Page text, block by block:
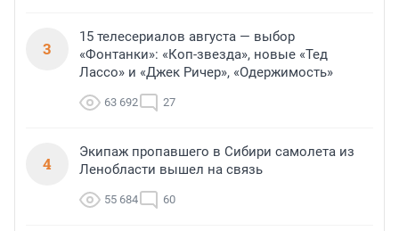
3
15 телесериалов августа — выбор
«Фонтанки»: «Коп-звезда», новые «Тед
Лассо» и «Джек Ричер», «Одержимость»
63 692 27
4
Экипаж пропавшего в Сибири самолета из
Ленобласти вышел на связь
55 684 60